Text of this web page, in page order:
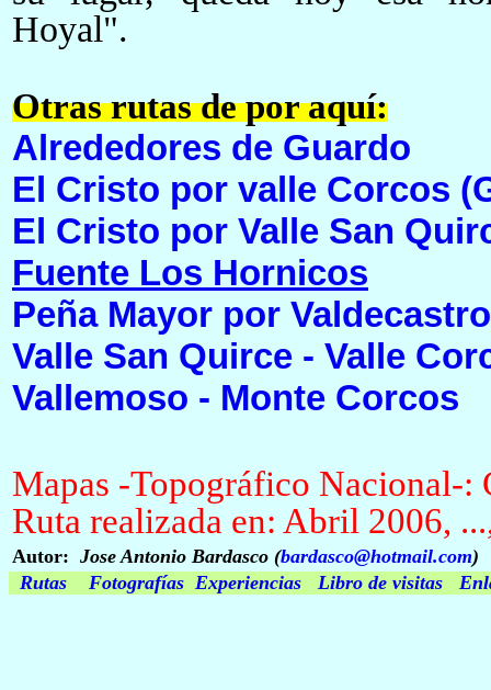
Hoyal".
Otras rutas de por aquí:
Alrededores de Guardo
El Cristo por valle Corcos
El Cristo por Valle San
Fuente Los Hornicos
Peña Mayor por Valdecastro
Valle San Quirce - Valle
Vallemoso - Monte Corcos
Mapas -Topográfico Nacional-
Ruta realizada en: Abril 2006,
Autor: Jose Antonio Bardasco (bardasco@hotmail.com)
Rutas
Fotografías Experiencias Libro de visitas